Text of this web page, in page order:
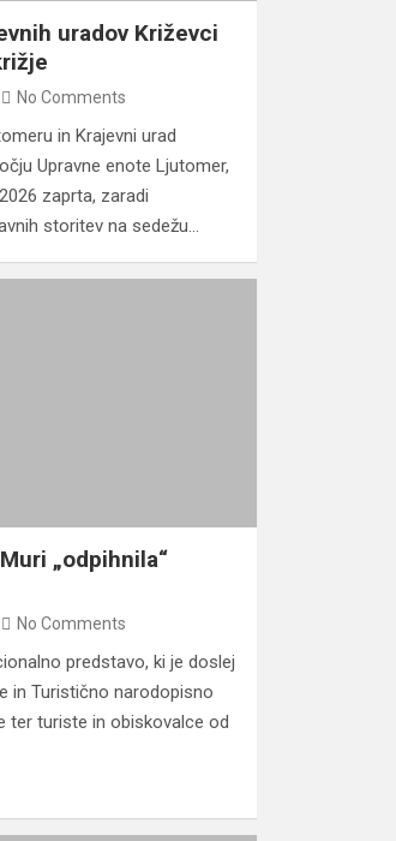
uradov Križevci
No Comments
in Krajevni urad
Upravne enote Ljutomer,
zaprta, zaradi
storitev na sedežu…
„odpihnila“
No Comments
predstavo, ki je doslej
in Turistično narodopisno
ter turiste in obiskovalce od